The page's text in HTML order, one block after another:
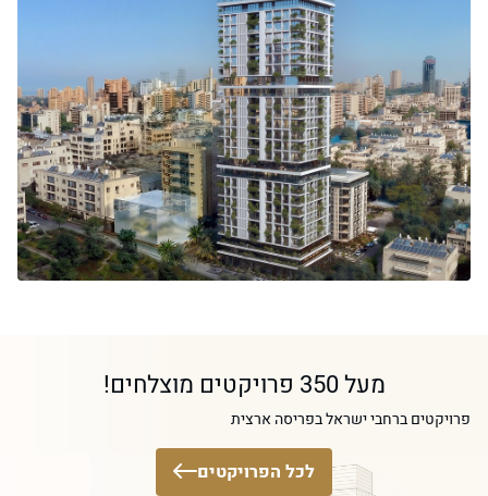
מעל 350 פרויקטים מוצלחים!
פרויקטים ברחבי ישראל בפריסה ארצית
לכל הפרויקטים